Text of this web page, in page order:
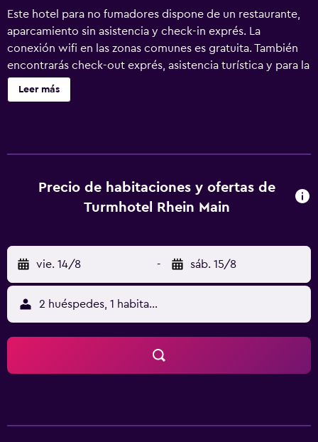
Este hotel para no fumadores dispone de un restaurante,
aparcamiento sin asistencia y check-in exprés. La
conexión wifi en las zonas comunes es gratuita. También
encontrarás check-out exprés, asistencia turística y para la
compra de entradas y un portero o botones. Turmhotel
Rhein Main ofrece 41 alojamientos con aire acondicionado,
Los huéspedes pueden navegar por la web gracias a
nuestro acceso a Internet wifi gratis (velocidad: 100 Mbps
cable. Se ofrece servicio de limpieza todos los días.
Leer más
Precio de habitaciones y ofertas de
Turmhotel Rhein Main
vie. 14/8 - sáb. 15/8
2 huéspedes, 1 habitación